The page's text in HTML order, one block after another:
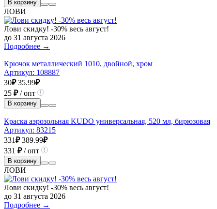
В корзину
ЛОВИ
Лови скидку! -30% весь август!
до 31 августа 2026
Подробнее →
Крючок металлический 1010, двойной, хром
Артикул: 108887
30₽ 35.99₽
25 ₽/ опт
В корзину
Краска аэрозольная KUDO универсальная, 520 мл, бирюзовая
Артикул: 83215
331₽ 389.99₽
331 ₽/ опт
В корзину
ЛОВИ
Лови скидку! -30% весь август!
до 31 августа 2026
Подробнее →